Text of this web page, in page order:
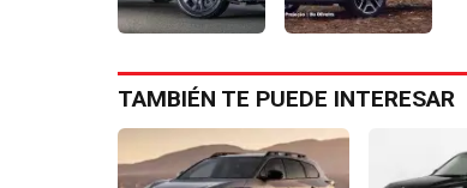
TAMBIÉN TE PUEDE INTERESAR